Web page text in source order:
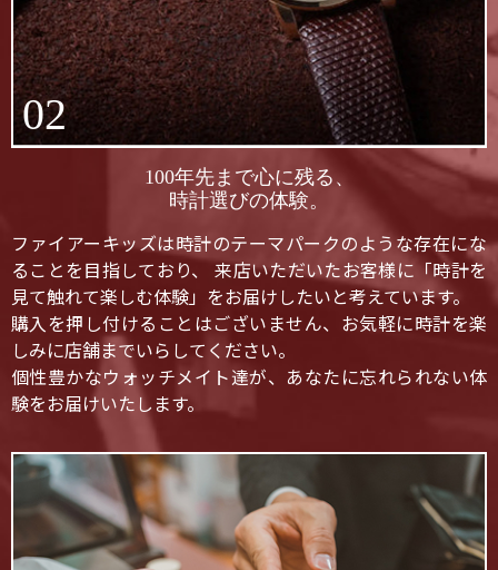
02
100年先まで心に残る、
時計選びの体験。
ファイアーキッズは時計のテーマパークのような存在にな
ることを目指しており、 来店いただいたお客様に「時計を
見て触れて楽しむ体験」をお届けしたいと考えています。
購入を押し付けることはございません、お気軽に時計を楽
しみに店舗までいらしてください。
個性豊かなウォッチメイト達が、あなたに忘れられない体
験をお届けいたします。